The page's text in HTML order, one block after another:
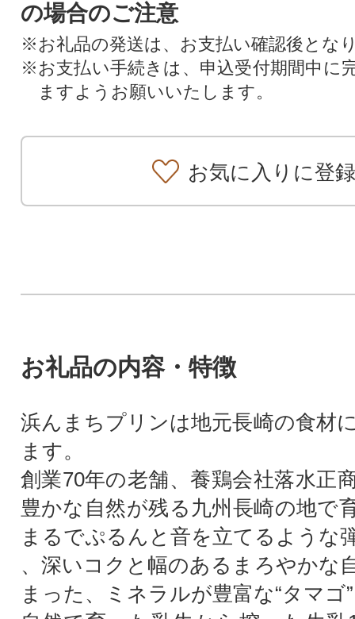
の場合のご注意
※お礼品の発送は、お支払い確認後とな
※お支払い手続きは、申込受付期間中に
ますようお願いいたします。
お気に入りに登録
お礼品の内容・特徴
浜んまちプリンは地元長崎の食材
ます。
創業70年の老舗、養鶏会社落水正
豊かな自然が残る九州長崎の地で
まるでぷるんと音を立てるような
、深いコクと幅のあるまろやかな
まった、ミネラルが豊富な“タマゴ